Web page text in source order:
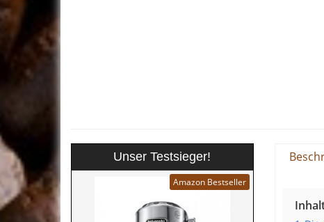
Unser Testsieger!
Amazon Bestseller